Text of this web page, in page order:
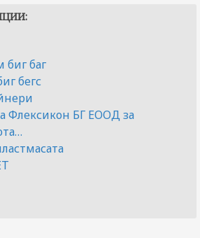
биг баг
бегс
Флексикон БГ ЕООД за
…